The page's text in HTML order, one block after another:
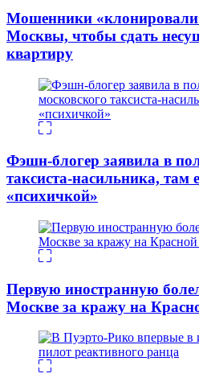
Мошенники
Москвы, чтобы сдать
квартиру
Фэшн-блогер заявила в
таксиста-насильника, там
«психичкой»
Первую иностранную
Москве за кражу на